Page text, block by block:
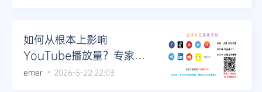
如何从根本上影响
YouTube播放量？专家解
析
emer 2026-5-22 22:03